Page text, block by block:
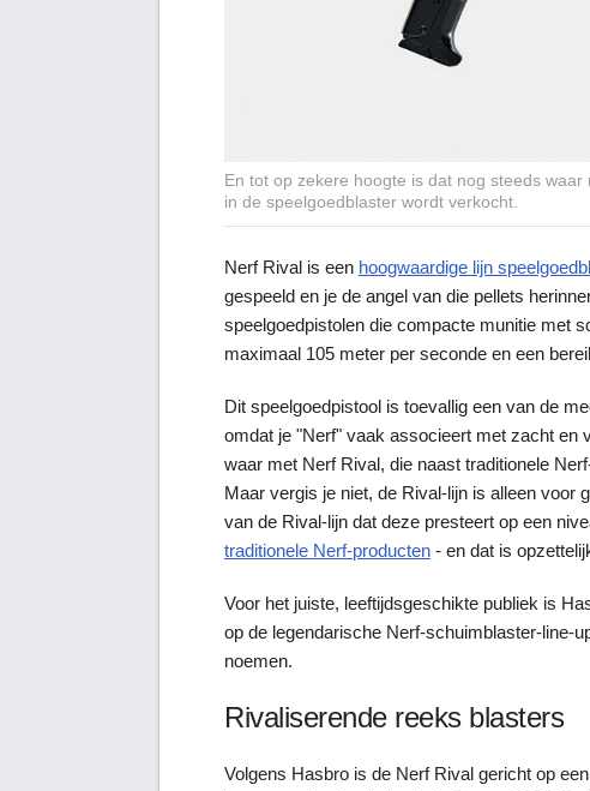
En tot op zekere hoogte is dat nog steeds
in de speelgoedblaster wordt verkocht.
Nerf Rival is een hoogwaardige lijn
gespeeld en je de angel van die pellets
speelgoedpistolen die compacte munitie met
maximaal 105 meter per seconde en een
Dit speelgoedpistool is toevallig een van de
omdat je "Nerf" vaak associeert met zacht en
waar met Nerf Rival, die naast traditionele
Maar vergis je niet, de Rival-lijn is alleen voor
van de Rival-lijn dat deze presteert op een
traditionele Nerf-producten - en dat is
Voor het juiste, leeftijdsgeschikte publiek is
op de legendarische Nerf-schuimblaster-line-
noemen.
Rivaliserende reeks blasters
Volgens Hasbro is de Nerf Rival gericht op